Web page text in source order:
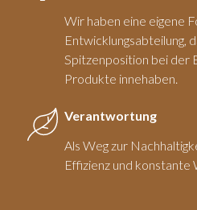
Wir haben eine eigene
Entwicklungsabteilung,
Spitzenposition bei der
Produkte innehaben.
Verantwortung
Als Weg zur
Effizienz und